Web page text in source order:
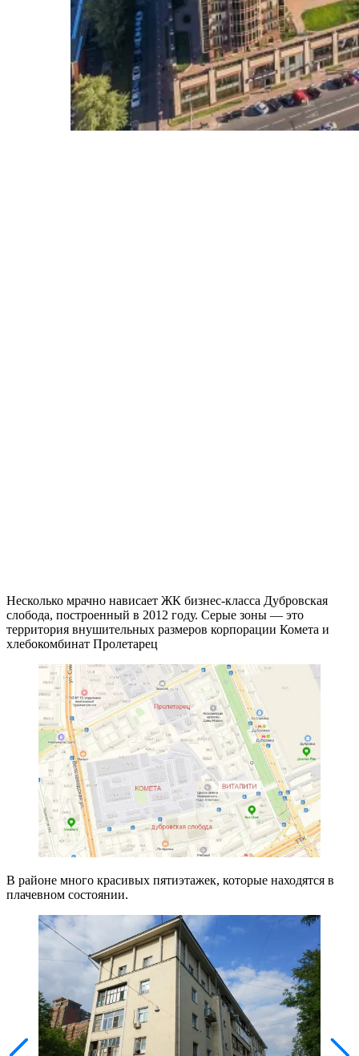
Несколько мрачно нависает ЖК бизнес-класса Дубровская
слобода, построенный в 2012 году. Серые зоны — это
территория внушительных размеров корпорации Комета и
хлебокомбинат Пролетарец
В районе много красивых пятиэтажек, которые находятся в
плачевном состоянии.